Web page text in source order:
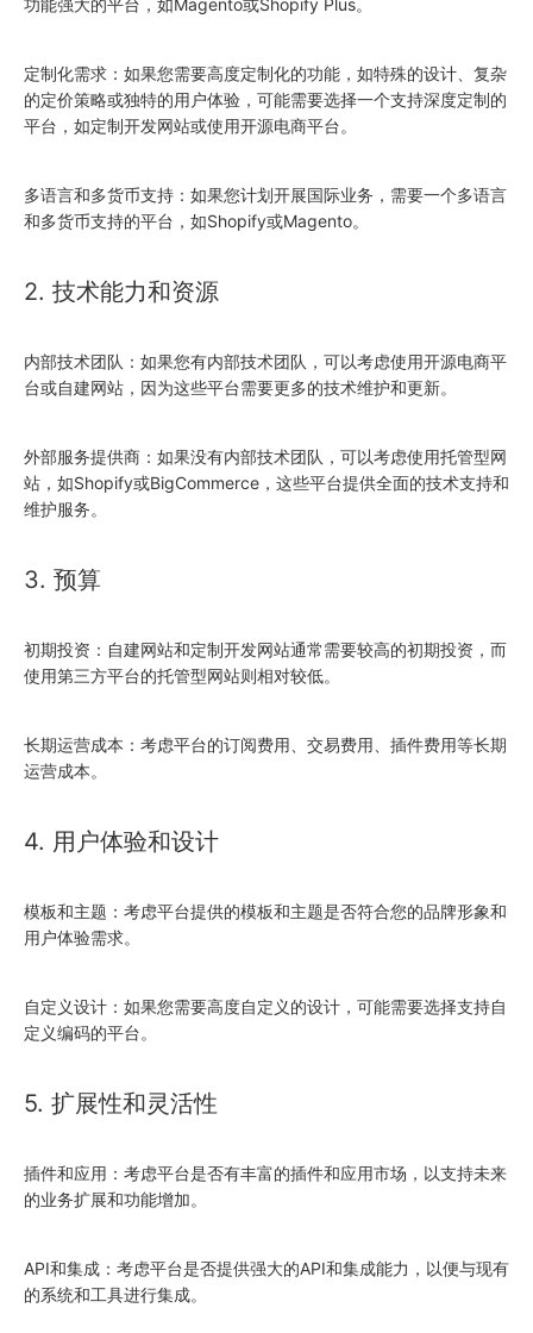
定制化需求：如果您需要高度定制化的功能，如特殊的设计、复杂
的定价策略或独特的用户体验，可能需要选择一个支持深度定制的
平台，如定制开发网站或使用开源电商平台。
多语言和多货币支持：如果您计划开展国际业务，需要一个多语言
和多货币支持的平台，如Shopify或Magento。
2. 技术能力和资源
内部技术团队：如果您有内部技术团队，可以考虑使用开源电商平
台或自建网站，因为这些平台需要更多的技术维护和更新。
外部服务提供商：如果没有内部技术团队，可以考虑使用托管型网
站，如Shopify或BigCommerce，这些平台提供全面的技术支持和
维护服务。
3. 预算
初期投资：自建网站和定制开发网站通常需要较高的初期投资，而
使用第三方平台的托管型网站则相对较低。
长期运营成本：考虑平台的订阅费用、交易费用、插件费用等长期
运营成本。
4. 用户体验和设计
模板和主题：考虑平台提供的模板和主题是否符合您的品牌形象和
用户体验需求。
自定义设计：如果您需要高度自定义的设计，可能需要选择支持自
定义编码的平台。
5. 扩展性和灵活性
插件和应用：考虑平台是否有丰富的插件和应用市场，以支持未来
的业务扩展和功能增加。
API和集成：考虑平台是否提供强大的API和集成能力，以便与现有
的系统和工具进行集成。